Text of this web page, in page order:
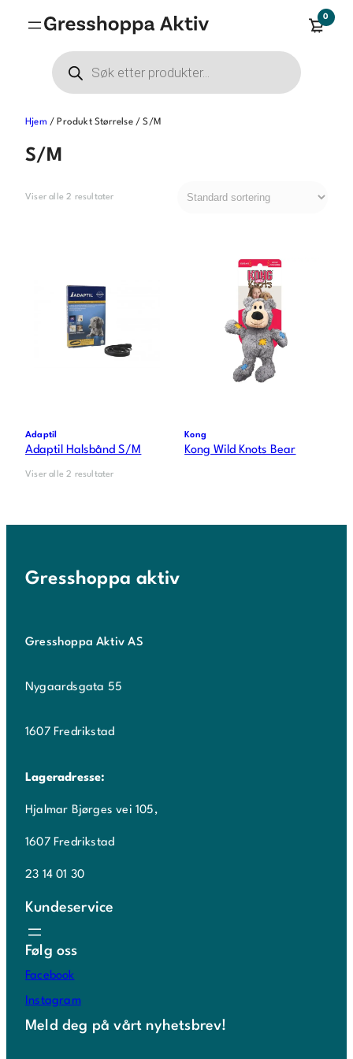
0
Products
search
Hjem / Produkt Størrelse / S/M
S/M
Viser alle 2 resultater
Adaptil
Adaptil Halsbånd S/M
Kong
Kong Wild Knots Bear
Viser alle 2 resultater
Gresshoppa aktiv
Gresshoppa Aktiv AS
Nygaardsgata 55
1607 Fredrikstad
Lageradresse:
Hjalmar Bjørges vei 105,
1607 Fredrikstad
23 14 01 30
Kundeservice
Følg oss
Facebook
Instagram
Meld deg på vårt nyhetsbrev!